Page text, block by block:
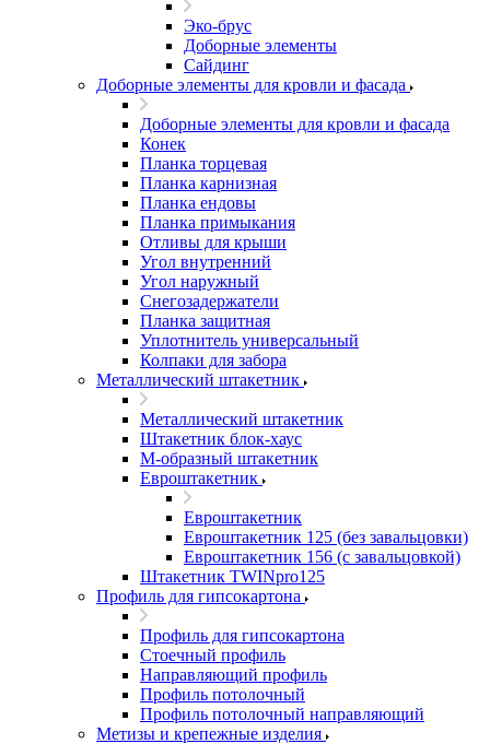
Эко-брус
Доборные элементы
Сайдинг
Доборные элементы для кровли и фасада
Доборные элементы для кровли и фасада
Конек
Планка торцевая
Планка карнизная
Планка ендовы
Планка примыкания
Отливы для крыши
Угол внутренний
Угол наружный
Снегозадержатели
Планка защитная
Уплотнитель универсальный
Колпаки для забора
Металлический штакетник
Металлический штакетник
Штакетник блок-хаус
М-образный штакетник
Евроштакетник
Евроштакетник
Евроштакетник 125 (без завальцовки)
Евроштакетник 156 (с завальцовкой)
Штакетник TWINpro125
Профиль для гипсокартона
Профиль для гипсокартона
Стоечный профиль
Направляющий профиль
Профиль потолочный
Профиль потолочный направляющий
Метизы и крепежные изделия